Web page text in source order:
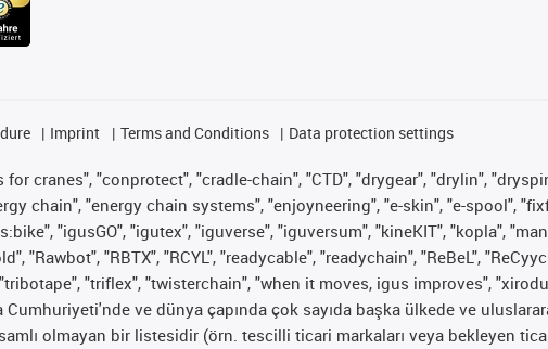
Imprint Terms and Conditions Data protection settings
cranes", "conprotect", "cradle-chain", "CTD", "drygear", "drylin",
chain", "energy chain systems", "enjoyneering", "e-skin", "e-spool",
"igusGO", "igutex", "iguverse", "iguversum", "kineKIT", "kopla",
"RBTX", "RCYL", "readycable", "readychain", "ReBeL",
"triflex", "twisterchain", "when it moves, igus improves",
ve dünya çapında çok sayıda başka ülkede ve
olmayan bir listesidir (örn. tescilli ticari markaları veya bekleyen